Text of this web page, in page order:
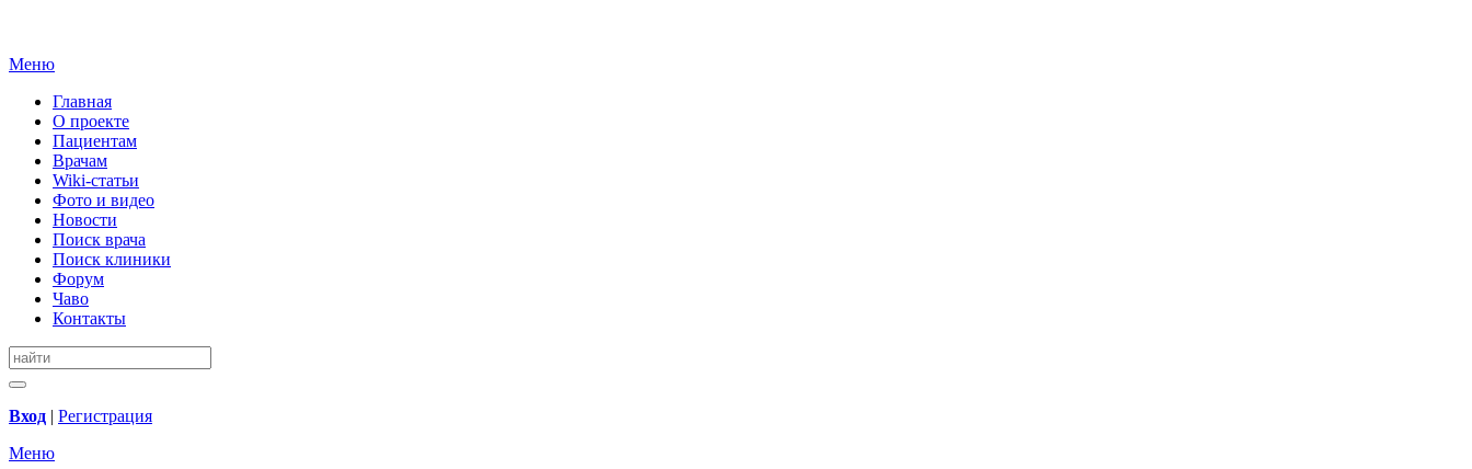
Меню
Главная
О проекте
Пациентам
Врачам
Wiki-статьи
Фото и видео
Новости
Поиск врача
Поиск клиники
Форум
Чаво
Контакты
Вход | Регистрация
Меню